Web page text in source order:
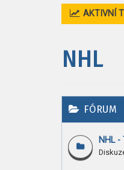
AKTIVNÍ
NHL
FÓRUM
NHL -